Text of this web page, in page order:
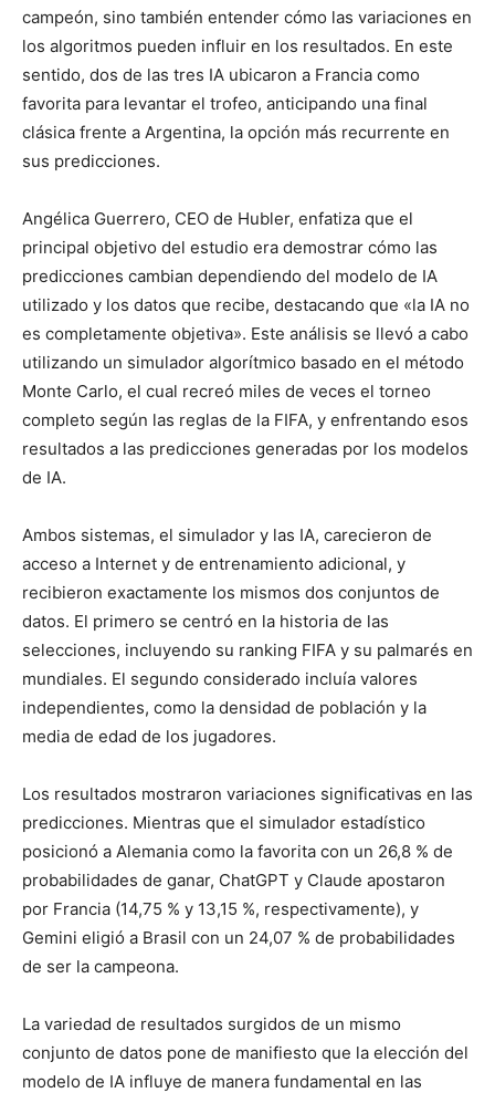
campeón, sino también entender cómo las variaciones en
los algoritmos pueden influir en los resultados. En este
sentido, dos de las tres IA ubicaron a Francia como
favorita para levantar el trofeo, anticipando una final
clásica frente a Argentina, la opción más recurrente en
sus predicciones.
Angélica Guerrero, CEO de Hubler, enfatiza que el
principal objetivo del estudio era demostrar cómo las
predicciones cambian dependiendo del modelo de IA
utilizado y los datos que recibe, destacando que «la IA no
es completamente objetiva». Este análisis se llevó a cabo
utilizando un simulador algorítmico basado en el método
Monte Carlo, el cual recreó miles de veces el torneo
completo según las reglas de la FIFA, y enfrentando esos
resultados a las predicciones generadas por los modelos
de IA.
Ambos sistemas, el simulador y las IA, carecieron de
acceso a Internet y de entrenamiento adicional, y
recibieron exactamente los mismos dos conjuntos de
datos. El primero se centró en la historia de las
selecciones, incluyendo su ranking FIFA y su palmarés en
mundiales. El segundo considerado incluía valores
independientes, como la densidad de población y la
media de edad de los jugadores.
Los resultados mostraron variaciones significativas en las
predicciones. Mientras que el simulador estadístico
posicionó a Alemania como la favorita con un 26,8 % de
probabilidades de ganar, ChatGPT y Claude apostaron
por Francia (14,75 % y 13,15 %, respectivamente), y
Gemini eligió a Brasil con un 24,07 % de probabilidades
de ser la campeona.
La variedad de resultados surgidos de un mismo
conjunto de datos pone de manifiesto que la elección del
modelo de IA influye de manera fundamental en las